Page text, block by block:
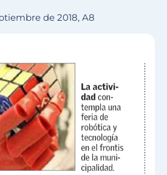
de 2018, A8